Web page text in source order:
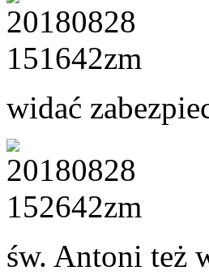
widać
św. Antoni też